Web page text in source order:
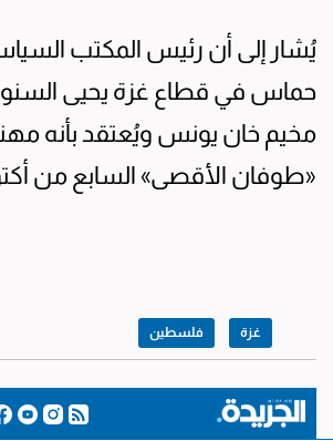
يُشار إلى أن رئيس المكتب
حماس في قطاع غزة يحيى
مخيم خان يونس ويُعتقد بأنه
«طوفان الأقصى» السابع من
غزة فلسطين